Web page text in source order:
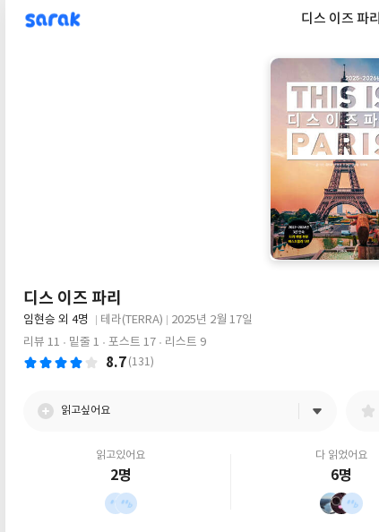
sarak 디스 이즈 파리
디스 이즈 파리
글
쓴
임현승 외 4명
사
테라(TERRA)
출
판
2025년 2월 17일
리뷰 11
밑줄 1 포스트 17 리스트 9
8.7 (131)
읽고싶어요
읽고있어요
2명
다 읽었어요
6명